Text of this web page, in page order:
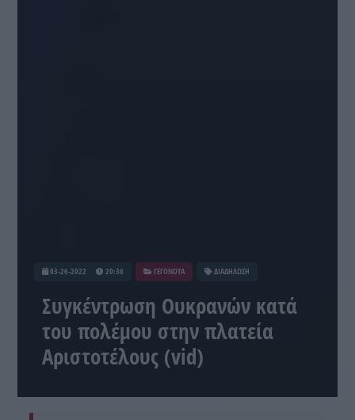
03-26-2022 20:36 ΓΕΓΟΝΟΤΑ ΔΙΑΔΗΛΩΣΗ
Συγκέντρωση Ουκρανών κατά
του πολέμου στην πλατεία
Αριστοτέλους (vid)